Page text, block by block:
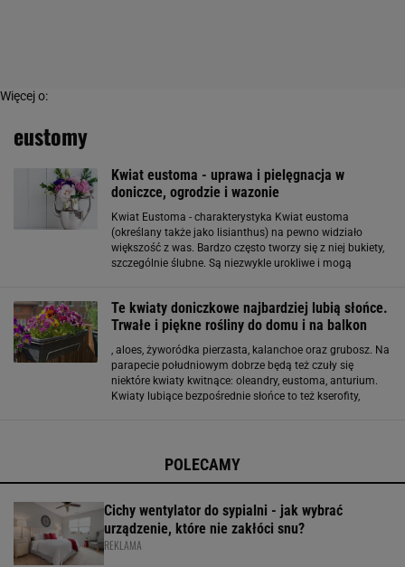
Więcej o:
eustomy
Kwiat eustoma - uprawa i pielęgnacja w
doniczce, ogrodzie i wazonie
Kwiat Eustoma - charakterystyka Kwiat eustoma
(określany także jako lisianthus) na pewno widziało
większość z was. Bardzo często tworzy się z niej bukiety,
szczególnie ślubne. Są niezwykle urokliwe i mogą
Te kwiaty doniczkowe najbardziej lubią słońce.
Trwałe i piękne rośliny do domu i na balkon
, aloes, żyworódka pierzasta, kalanchoe oraz grubosz. Na
parapecie południowym dobrze będą też czuły się
niektóre kwiaty kwitnące: oleandry, eustoma, anturium.
Kwiaty lubiące bezpośrednie słońce to też kserofity,
POLECAMY
Cichy wentylator do sypialni - jak wybrać
urządzenie, które nie zakłóci snu?
REKLAMA